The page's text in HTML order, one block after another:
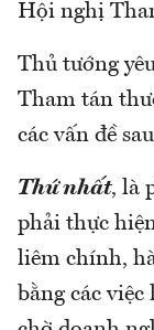
Hội nghị
Thủ tướng
Tham tán
các vấn đề
Thứ nhất, là
phải thực
liêm chính,
bằng các